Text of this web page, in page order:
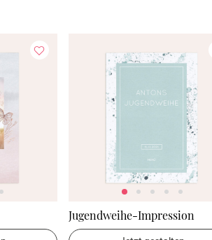
Jugendweihe-Impression